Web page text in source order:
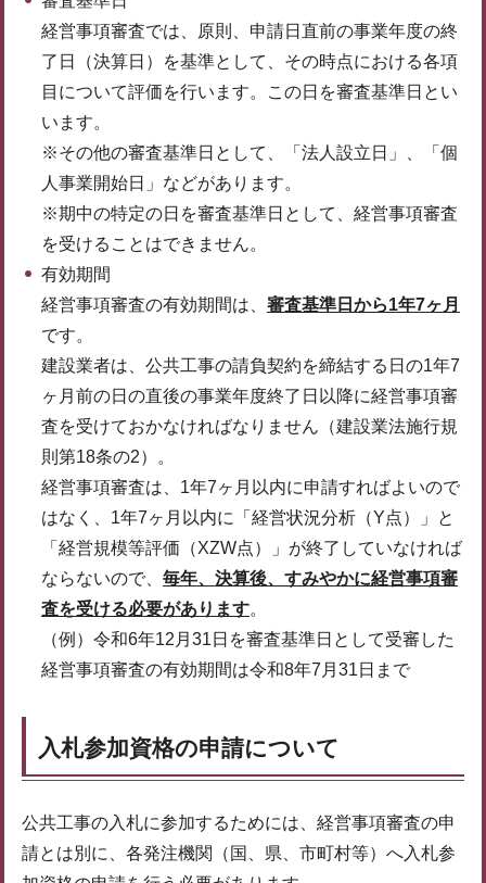
経営事項審査では、原則、申請日直前の事業年度の終
了日（決算日）を基準として、その時点における各項
目について評価を行います。この日を審査基準日とい
います。
※その他の審査基準日として、「法人設立日」、「個
人事業開始日」などがあります。
※期中の特定の日を審査基準日として、経営事項審査
を受けることはできません。
有効期間
経営事項審査の有効期間は、 審査基準日から1年7ヶ月
です。
建設業者は、公共工事の請負契約を締結する日の1年7
ヶ月前の日の直後の事業年度終了日以降に経営事項審
査を受けておかなければなりません（建設業法施行規
則第18条の2）。
経営事項審査は、1年7ヶ月以内に申請すればよいので
はなく、1年7ヶ月以内に「経営状況分析（Y点）」と
「経営規模等評価（XZW点）」が終了していなければ
ならないので、 毎年、決算後、すみやかに経営事項審
査を受ける必要があります。
（例）令和6年12月31日を審査基準日として受審した
経営事項審査の有効期間は令和8年7月31日まで
入札参加資格の申請について
公共工事の入札に参加するためには、経営事項審査の申
請とは別に、各発注機関（国、県、市町村等）へ入札参